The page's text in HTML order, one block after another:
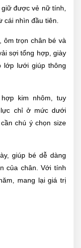
được vẻ nữ tính,
cái nhìn đầu tiên.
ôm trọn chân bé và
sợi tổng hợp, giày
lớp lưới giúp thông
kim nhôm, tuy
chỉ ở mức dưới
chú ý chọn size
giúp bé dễ dàng
của chân. Với tính
mang lại giá trị